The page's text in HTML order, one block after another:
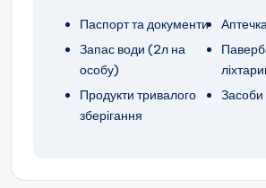
Паспорт та документи
Запас води (2л на
особу)
Продукти тривалого
зберігання
Засоби